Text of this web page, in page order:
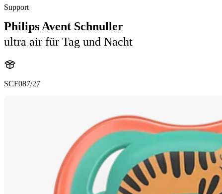
Support
Philips Avent Schnuller
ultra air für Tag und Nacht
SCF087/27